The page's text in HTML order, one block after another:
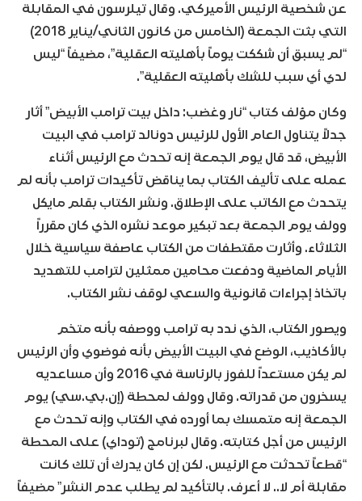
عن شخصية الرئيس الأميركي. وقال تيلرسون في المقابلة
التي بثت الجمعة (الخامس من كانون الثاني/يناير 2018)
“لم يسبق أن شككت يوماً بأهليته العقلية”، مضيفاً “ليس
لدي أي سبب للشك بأهليته العقلية”.
وكان مؤلف كتاب “نار وغضب: داخل بيت ترامب الأبيض” أثار
جدلاً يتناول العام الأول للرئيس دونالد ترامب في البيت
الأبيض، قد قال يوم الجمعة إنه تحدث مع الرئيس أثناء
عمله على تأليف الكتاب بما يناقض تأكيدات ترامب بأنه لم
يتحدث مع الكاتب على الإطلاق. ونشر الكتاب بقلم مايكل
وولف يوم الجمعة بعد تبكير موعد نشره الذي كان مقرراً
الثلاثاء. وأثارت مقتطفات من الكتاب عاصفة سياسية خلال
الأيام الماضية ودفعت محامين ممثلين لترامب للتهديد
باتخاذ إجراءات قانونية والسعي لوقف نشر الكتاب.
ويصور الكتاب، الذي ندد به ترامب ووصفه بأنه متخم
بالأكاذيب، الوضع في البيت الأبيض بأنه فوضوي وأن الرئيس
لم يكن مستعداً للفوز بالرئاسة في 2016 وأن مساعديه
يسخرون من قدراته. وقال وولف لمحطة (إن.بي.سي) يوم
الجمعة إنه متمسك بما أورده في الكتاب وإنه تحدث مع
الرئيس من أجل كتابته. وقال لبرنامج (توداي) على المحطة
“قطعاً تحدثت مع الرئيس. لكن إن كان يدرك أن تلك كانت
مقابلة أم لا.. لا أعرف. بالتأكيد لم يطلب عدم النشر” مضيفاً